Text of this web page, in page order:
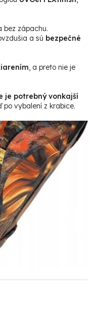
bez zápachu.
a sú bezpečné
, a preto nie je
je potrebný vonkajší
po vybalení z krabice.